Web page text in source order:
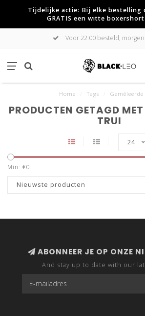
Tijdelijke actie: Bij elke bestelling
GRATIS een witte
Voor 22:00 besteld,
Home Tags
PRODUCTEN GETAGD MET
TRUI
24
Min: €0
Nieuwste producten
ABONNEER JE OP ONZE
And stay up to date with our